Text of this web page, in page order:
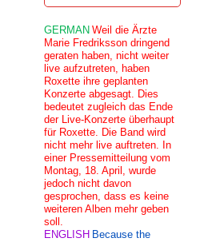
GERMAN Weil die Ärzte
Marie Fredriksson dringend
geraten haben, nicht weiter
live aufzutreten, haben
Roxette ihre geplanten
Konzerte abgesagt. Dies
bedeutet zugleich das Ende
der Live-Konzerte überhaupt
für Roxette. Die Band wird
nicht mehr live auftreten. In
einer Pressemitteilung vom
Montag, 18. April, wurde
jedoch nicht davon
gesprochen, dass es keine
weiteren Alben mehr geben
soll.
ENGLISH Because the